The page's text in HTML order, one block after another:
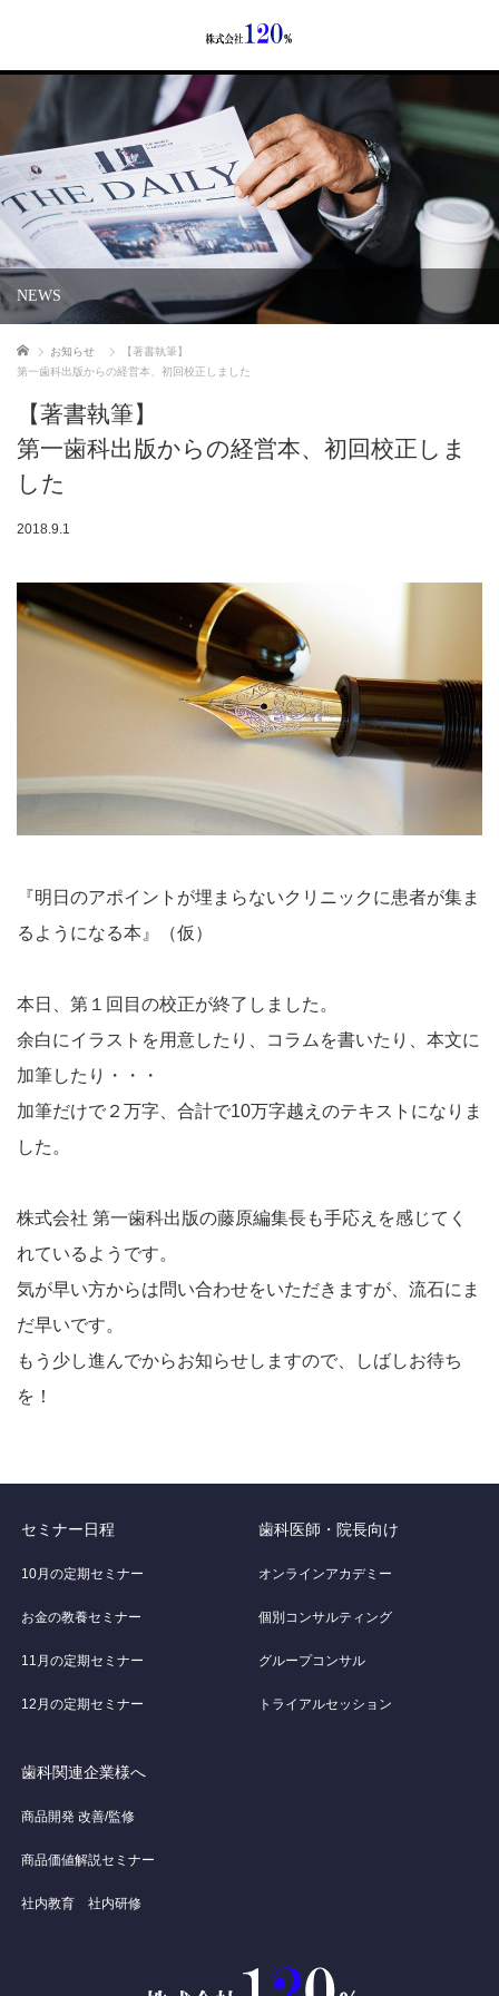
NEWS
ホーム お知らせ
【著書執筆】
第一歯科出版からの経営本、初回校正しました
【著書執筆】
第一歯科出版からの経営本、初回校正しま
した
2018.9.1
『明日のアポイントが埋まらないクリニックに患者が集ま
るようになる本』（仮）
本日、第１回目の校正が終了しました。
余白にイラストを用意したり、コラムを書いたり、本文に
加筆したり・・・
加筆だけで２万字、合計で10万字越えのテキストになりま
した。
株式会社 第一歯科出版の藤原編集長も手応えを感じてく
れているようです。
気が早い方からは問い合わせをいただきますが、流石にま
だ早いです。
もう少し進んでからお知らせしますので、しばしお待ち
を！
セミナー日程
10月の定期セミナー
お金の教養セミナー
11月の定期セミナー
12月の定期セミナー
歯科医師・院長向け
オンラインアカデミー
個別コンサルティング
グループコンサル
トライアルセッション
歯科関連企業様へ
商品開発 改善/監修
商品価値解説セミナー
社内教育 社内研修